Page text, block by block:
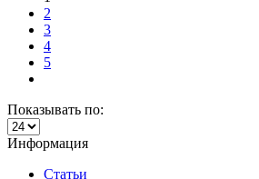
2
3
4
5
Показывать по:
Информация
Статьи